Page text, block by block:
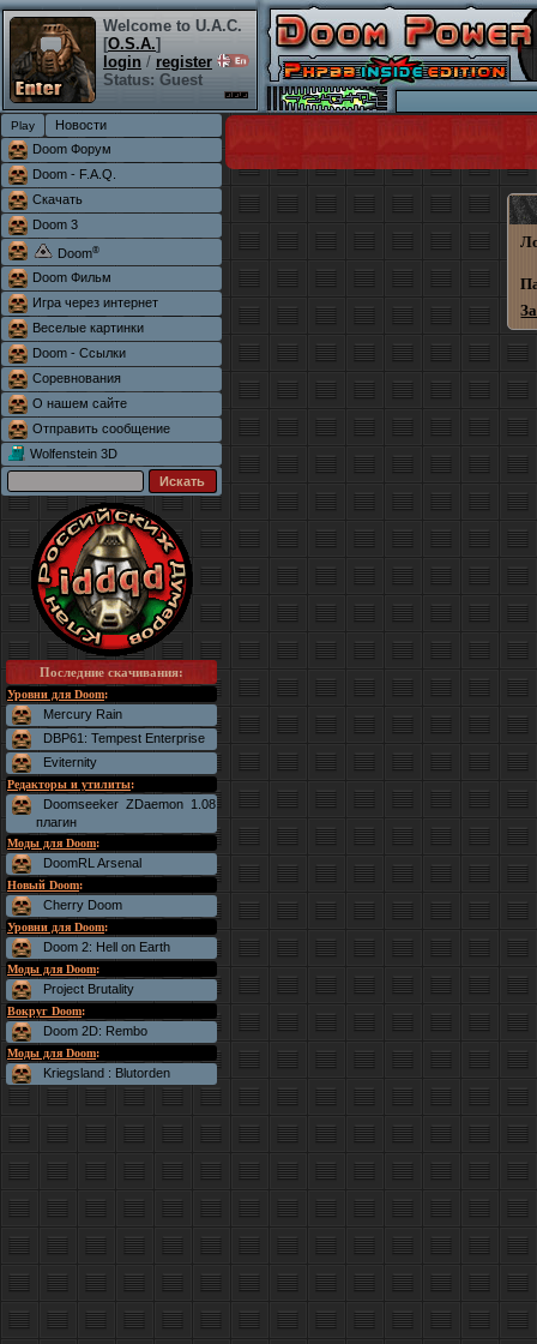
Welcome to U.A.C.
[O.S.A.]
login / register
Status: Guest
Новости
Doom Форум
Doom - F.A.Q.
Скачать
Doom 3
Doom®
Doom Фильм
Игра через интернет
Веселые картинки
Doom - Ссылки
Соревнования
О нашем сайте
Отправить сообщение
Wolfenstein 3D
Последние скачивания:
Уровни для Doom:
Mercury Rain
DBP61: Tempest Enterprise
Eviternity
Редакторы и утилиты:
Doomseeker ZDaemon 1.08
плагин
Моды для Doom:
DoomRL Arsenal
Новый Doom:
Cherry Doom
Уровни для Doom:
Doom 2: Hell on Earth
Моды для Doom:
Project Brutality
Вокруг Doom:
Doom 2D: Rembo
Моды для Doom:
Kriegsland : Blutorden